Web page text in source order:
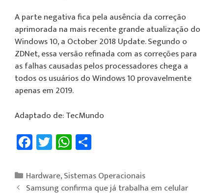
A parte negativa fica pela ausência da correção
aprimorada na mais recente grande atualização do
Windows 10, a October 2018 Update. Segundo o
ZDNet, essa versão refinada com as correções para
as falhas causadas pelos processadores chega a
todos os usuários do Windows 10 provavelmente
apenas em 2019.
Adaptado de: TecMundo
Fa
ce
b
T
wi
tt
W
h
at e
Hardware,Sistemas Operacionais
Samsung confirma que já trabalha em celular